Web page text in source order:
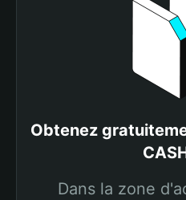
Obtenez
Dans la zone